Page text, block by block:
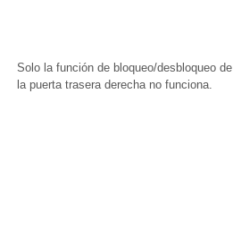
Solo la función de bloqueo/desbloqueo de
la puerta trasera derecha no funciona.